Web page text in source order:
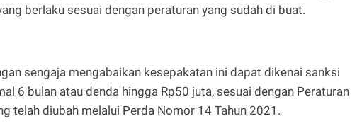
berlaku sesuai dengan peraturan yang sudah di buat.
sengaja mengabaikan kesepakatan ini dapat dikenai sanksi
6 bulan atau denda hingga Rp50 juta, sesuai dengan Peraturan
telah diubah melalui Perda Nomor 14 Tahun 2021.